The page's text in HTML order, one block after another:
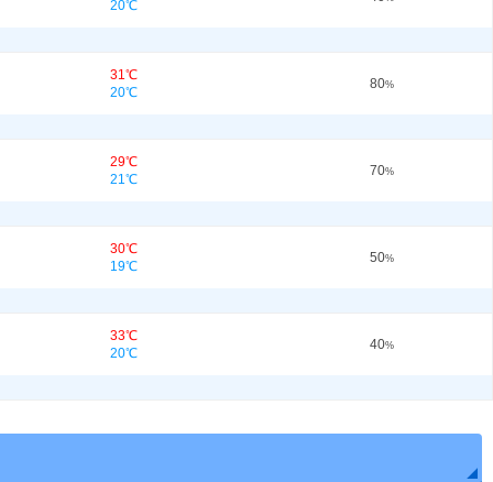
20℃
31℃
20℃
80%
29℃
21℃
70%
30℃
19℃
50%
33℃
20℃
40%